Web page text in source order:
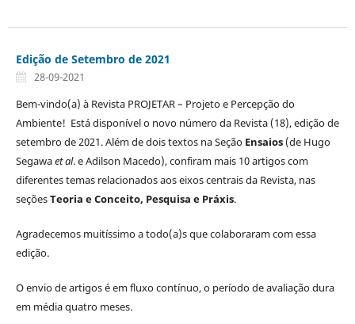
Edição de Setembro de 2021
28-09-2021
Bem-vindo(a) à Revista PROJETAR – Projeto e Percepção do
Ambiente! Está disponível o novo número da Revista (18), edição de
setembro de 2021. Além de dois textos na Seção Ensaios (de Hugo
Segawaet al. e Adilson Macedo), confiram mais 10 artigos com
diferentes temas relacionados aos eixos centrais da Revista, nas
seçõesTeoria e Conceito, Pesquisa e Práxis.
Agradecemos muitíssimo a todo(a)s que colaboraram com essa
edição.
O envio de artigos é em fluxo contínuo, o período de avaliação dura
em média quatro meses.